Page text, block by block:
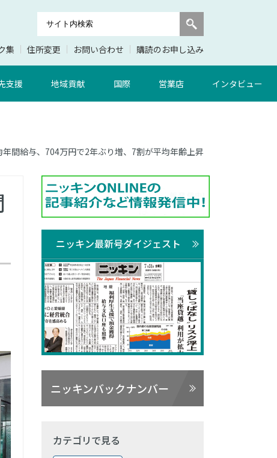
集 住所変更 お問い合わせ 購読のお申し込み
支援 地域貢献 国際 営業店 インタビュー
給与、704万円で2年ぶり増、7割が平均年齢上昇
ニッキン最新号ダイジェスト
ニッキンバックナンバー
カテゴリで見る